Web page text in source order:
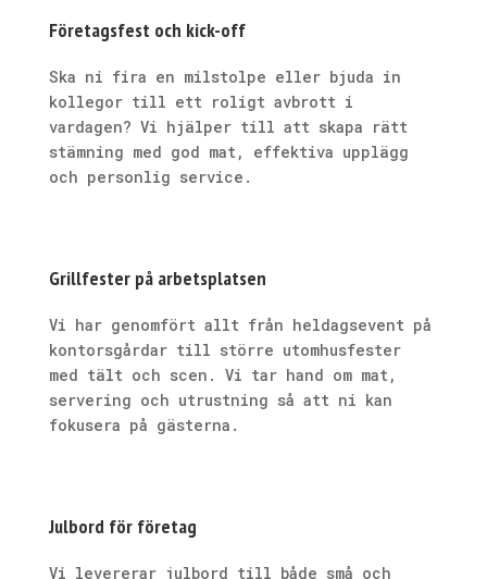
Företagsfest och kick-off
Ska ni fira en milstolpe eller bjuda in
kollegor till ett roligt avbrott i
vardagen? Vi hjälper till att skapa rätt
stämning med god mat, effektiva upplägg
och personlig service.
Grillfester på arbetsplatsen
Vi har genomfört allt från heldagsevent på
kontorsgårdar till större utomhusfester
med tält och scen. Vi tar hand om mat,
servering och utrustning så att ni kan
fokusera på gästerna.
Julbord för företag
Vi levererar julbord till både små och